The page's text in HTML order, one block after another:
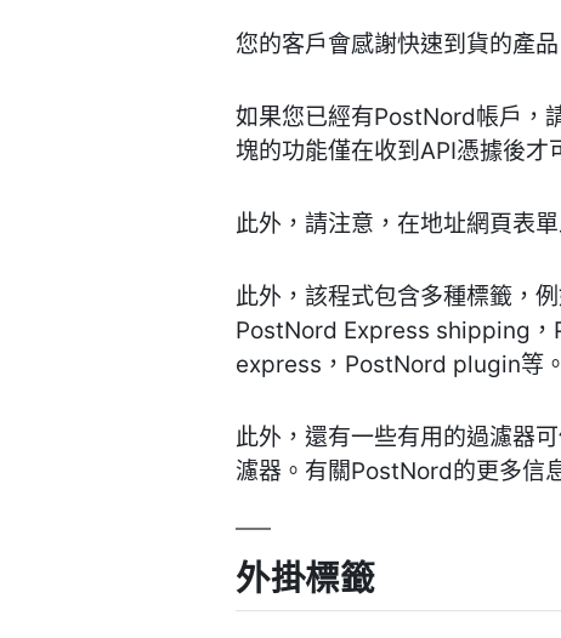
您的客戶會感謝快速到貨的產
如果您已經有PostNord帳戶，
塊的功能僅在收到API憑據後才
此外，請注意，在地址網頁表
此外，該程式包含多種標籤，
PostNord Express shipping
express，PostNord plugin等。
此外，還有一些有用的過濾器
濾器。有關PostNord的更多信
外掛標籤